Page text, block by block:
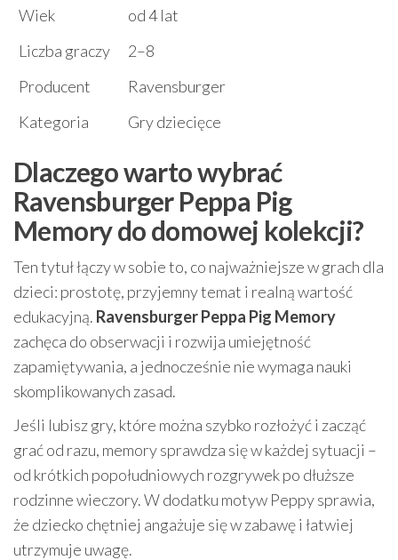
Wiek
od 4 lat
Liczba graczy
2–8
Producent
Ravensburger
Kategoria
Gry dziecięce
Dlaczego warto wybrać
Ravensburger Peppa Pig
Memory do domowej kolekcji?
Ten tytuł łączy w sobie to, co najważniejsze w grach dla
dzieci: prostotę, przyjemny temat i realną wartość
edukacyjną. Ravensburger Peppa Pig Memory
zachęca do obserwacji i rozwija umiejętność
zapamiętywania, a jednocześnie nie wymaga nauki
skomplikowanych zasad.
Jeśli lubisz gry, które można szybko rozłożyć i zacząć
grać od razu, memory sprawdza się w każdej sytuacji –
od krótkich popołudniowych rozgrywek po dłuższe
rodzinne wieczory. W dodatku motyw Peppy sprawia,
że dziecko chętniej angażuje się w zabawę i łatwiej
utrzymuje uwagę.